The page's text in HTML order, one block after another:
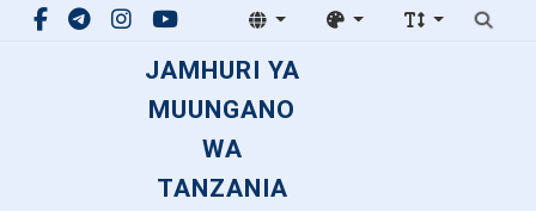
JAMHURI YA
MUUNGANO
WA
TANZANIA